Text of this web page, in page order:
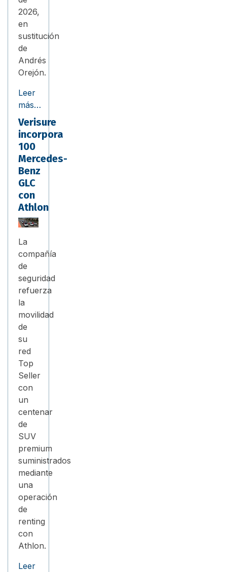
2026,
en
sustitución
de
Andrés
Orejón.
Leer
más…
Verisure
incorpora
100
Mercedes-
Benz
GLC
con
Athlon
La
compañía
de
seguridad
refuerza
la
movilidad
de
su
red
Top
Seller
con
un
centenar
de
SUV
premium
suministrados
mediante
una
operación
de
renting
con
Athlon.
Leer